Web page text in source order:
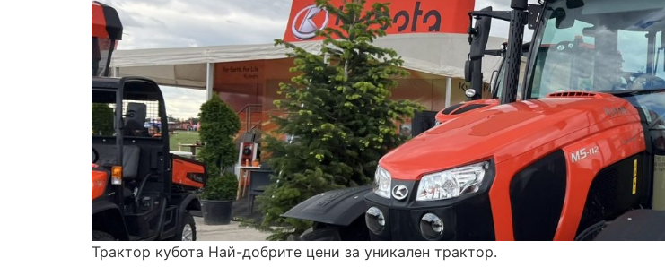
Трактор кубота Най-добрите цени за уникален трактор.